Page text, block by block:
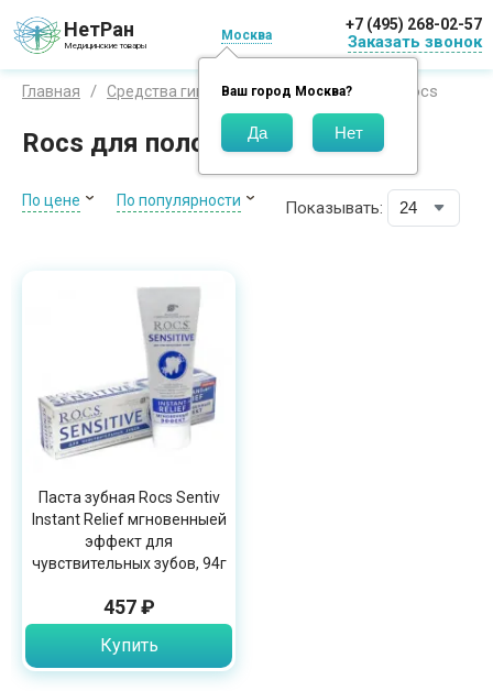
НетРан
Медицинские товары
Москва
Ваш город Москва?
+7 (495) 268-02-57
Заказать звонок
Главная Средства гигиены Бренды Рокс / Rocs
Rocs для полости рта
По цене По популярности Показывать:
Паста зубная Rocs Sentiv
Instant Relief мгновенныей
эффект для
чувствительных зубов, 94г
457 ₽
Купить